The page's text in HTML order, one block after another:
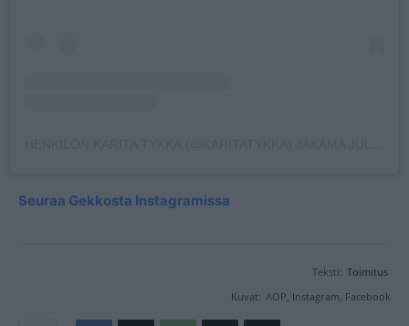
Seuraa Gekkosta Instagramissa
Teksti: Toimitus
Kuvat: AOP, Instagram, Facebook